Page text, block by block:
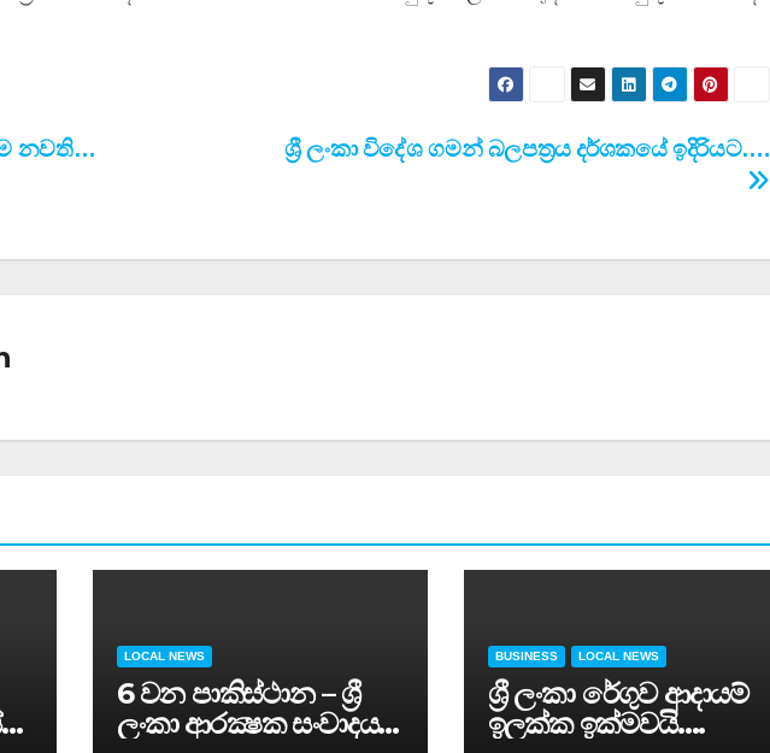
ශ්‍රී ලංකා විදේශ ගමන් බලපත්‍රය දර්ශකයේ ඉදිරියට….
නවති…
LOCAL NEWS
6 වන පාකිස්ථාන – ශ්‍රී
ලංකා ආරක්‍ෂක සංවාදය
BUSINESS LOCAL NEWS
ශ්‍රී ලංකා රේගුව ආදායම්
ඉලක්ක ඉක්මවයි….